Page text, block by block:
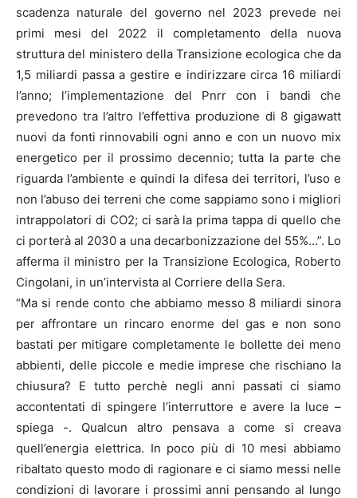
scadenza naturale del governo nel 2023 prevede nei
primi mesi del 2022 il completamento della nuova
struttura del ministero della Transizione ecologica che da
1,5 miliardi passa a gestire e indirizzare circa 16 miliardi
l’anno; l’implementazione del Pnrr con i bandi che
prevedono tra l’altro l’effettiva produzione di 8 gigawatt
nuovi da fonti rinnovabili ogni anno e con un nuovo mix
energetico per il prossimo decennio; tutta la parte che
riguarda l’ambiente e quindi la difesa dei territori, l’uso e
non l’abuso dei terreni che come sappiamo sono i migliori
intrappolatori di CO2; ci sarà la prima tappa di quello che
ci porterà al 2030 a una decarbonizzazione del 55%…”. Lo
afferma il ministro per la Transizione Ecologica, Roberto
Cingolani, in un’intervista al Corriere della Sera.
“Ma si rende conto che abbiamo messo 8 miliardi sinora
per affrontare un rincaro enorme del gas e non sono
bastati per mitigare completamente le bollette dei meno
abbienti, delle piccole e medie imprese che rischiano la
chiusura? E tutto perchè negli anni passati ci siamo
accontentati di spingere l’interruttore e avere la luce –
spiega -. Qualcun altro pensava a come si creava
quell’energia elettrica. In poco più di 10 mesi abbiamo
ribaltato questo modo di ragionare e ci siamo messi nelle
condizioni di lavorare i prossimi anni pensando al lungo